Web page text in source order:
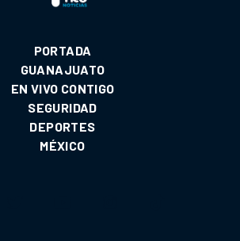
PORTADA
GUANAJUATO
EN VIVO CONTIGO
SEGURIDAD
DEPORTES
MÉXICO